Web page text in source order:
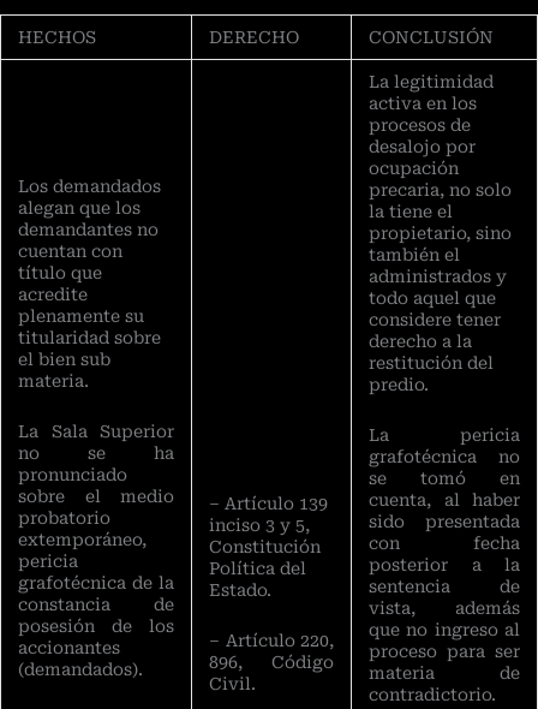
HECHOS DERECHO CONCLUSIÓN
Los demandados
alegan que los
demandantes no
cuentan con
título que
acredite
plenamente su
titularidad sobre
el bien sub
materia.
La Sala Superior
no se ha
pronunciado
sobre el medio
probatorio
extemporáneo,
pericia
grafotécnica de la
constancia de
posesión de los
accionantes
(demandados).
– Artículo 139
inciso 3 y 5,
Constitución
Política del
Estado.
– Artículo 220,
896, Código
Civil.
La legitimidad
activa en los
procesos de
desalojo por
ocupación
precaria, no solo
la tiene el
propietario, sino
también el
administrados y
todo aquel que
considere tener
derecho a la
restitución del
predio.
La pericia
grafotécnica no
se tomó en
cuenta, al haber
sido presentada
con fecha
posterior a la
sentencia de
vista, además
que no ingreso al
proceso para ser
materia de
contradictorio.